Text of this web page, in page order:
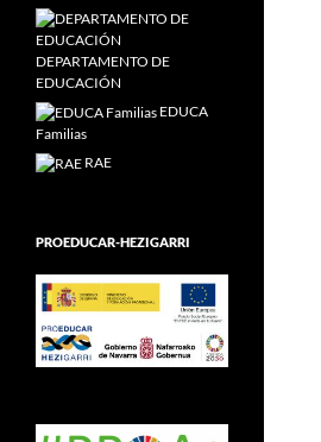
DEPARTAMENTO DE
EDUCACIÓN
EDUCA
Familias
RAE
PROEDUCAR-HEZIGARRI